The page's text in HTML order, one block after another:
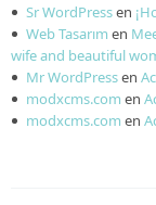
Sr WordPressen
Web Tasarım en
wife and beautiful
Mr WordPressen
modxcms.com en
modxcms.com en